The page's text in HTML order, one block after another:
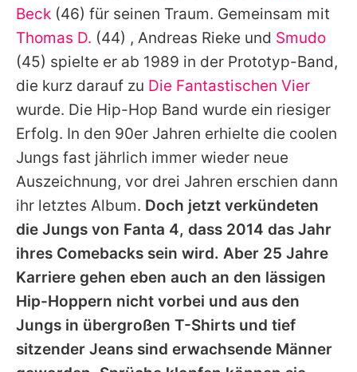
Impressum
Datenschutzerklärung
Nutzungsbedingungen
Utiq verwalten
Beck (46) für seinen Traum. Gemeinsam mit
Thomas D. (44) , Andreas Rieke und Smudo
(45) spielte er ab 1989 in der Prototyp-Band,
die kurz darauf zu Die Fantastischen Vier
wurde. Die Hip-Hop Band wurde ein riesiger
Erfolg. In den 90er Jahren erhielte die coolen
Jungs fast jährlich immer wieder neue
Auszeichnung, vor drei Jahren erschien dann
ihr letztes Album. Doch jetzt verkündeten
die Jungs von Fanta 4, dass 2014 das Jahr
ihres Comebacks sein wird. Aber 25 Jahre
Karriere gehen eben auch an den lässigen
Hip-Hoppern nicht vorbei und aus den
Jungs in übergroßen T-Shirts und tief
sitzender Jeans sind erwachsende Männer